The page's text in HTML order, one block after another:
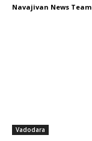
Navajivan News Team
Vadodara